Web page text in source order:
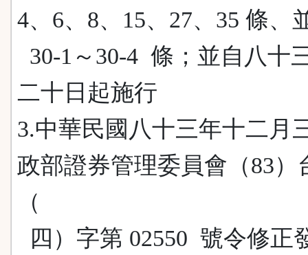
4、6、8、15、27、35 條、
30-1～30-4 條；並自八十
二十日起施行
3.中華民國八十三年十二月
政部證券管理委員會（83）
（
四）字第 02550 號令修正